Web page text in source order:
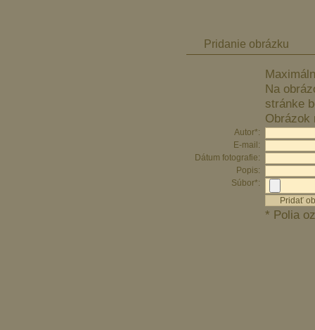
Pridanie obrázku
Na
stránke
Obrázok
Autor*:
E-mail:
Dátum fotografie:
Popis:
Súbor*:
* Polia